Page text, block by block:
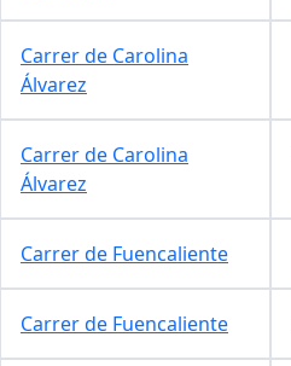
Carrer de Carolina
Álvarez
Carrer de Carolina
Álvarez
Carrer de Fuencaliente
Carrer de Fuencaliente